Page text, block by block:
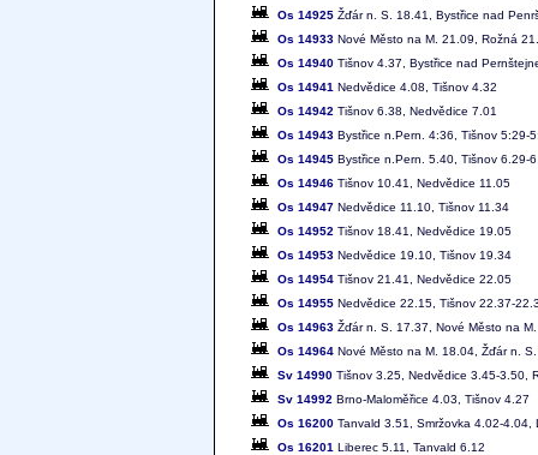
Os 14925 Žďár n. S. 18.41, Bystřice nad
Os 14933 Nové Město na M. 21.09, Rožná
Os 14940 Tišnov 4.37, Bystřice nad
Os 14941 Nedvědice 4.08, Tišnov 4.32
Os 14942 Tišnov 6.38, Nedvědice 7.01
Os 14943 Bystřice n.Pern. 4:36, Tišnov 5:29-
Os 14945 Bystřice n.Pern. 5.40, Tišnov 6.29-
Os 14946 Tišnov 10.41, Nedvědice 11.05
Os 14947 Nedvědice 11.10, Tišnov 11.34
Os 14952 Tišnov 18.41, Nedvědice 19.05
Os 14953 Nedvědice 19.10, Tišnov 19.34
Os 14954 Tišnov 21.41, Nedvědice 22.05
Os 14955 Nedvědice 22.15, Tišnov 22.37-
Os 14963 Žďár n. S. 17.37, Nové Město na
Os 14964 Nové Město na M. 18.04, Žďár n.
Sv 14990 Tišnov 3.25, Nedvědice 3.45-3.50,
Sv 14992 Brno-Maloměřice 4.03, Tišnov 4.27
Os 16200 Tanvald 3.51, Smržovka 4.02-4.04,
Os 16201 Liberec 5.11, Tanvald 6.12